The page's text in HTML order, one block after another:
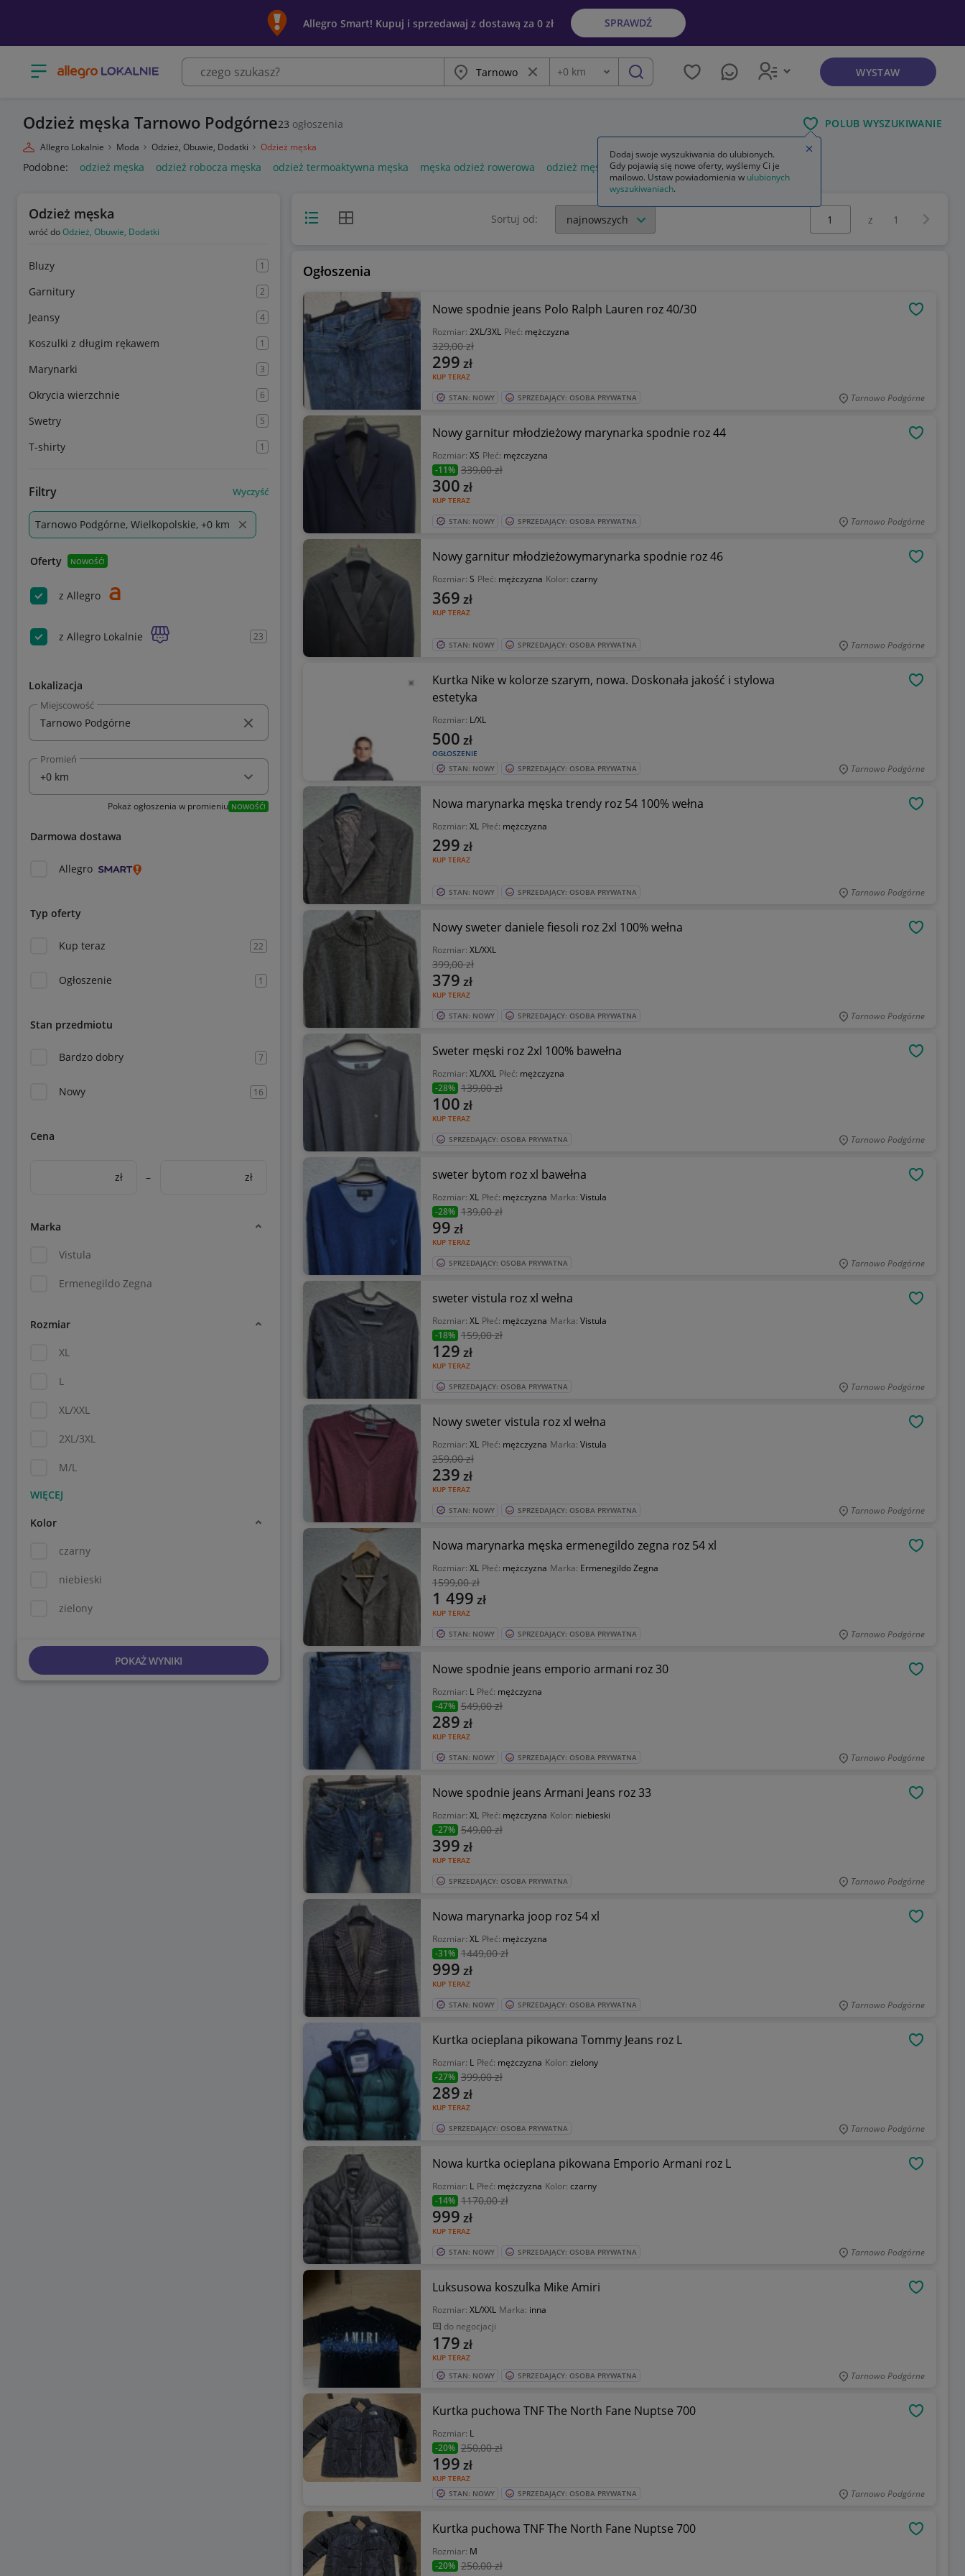
Allegro Smart! Kupuj i sprzedawaj z dostawą za 0 zł SPRAWDŹ
Otwórz menu z kategoriami Miasto Wyczyść frazę
Odległość
+0 km szukaj WYSTAW
Odzież męska Tarnowo Podgórne23 ogłoszenia POLUB WYSZUKIWANIE
Allegro Lokalnie Moda Odzież, Obuwie, Dodatki Odzież męska
Podobne: odzież męska odzież robocza męska odzież termoaktywna męska męska odzież rowerowa odzież męska używana na kg
Odzież męska
wróć doOdzież, Obuwie, Dodatki
Bluzy 1
Garnitury 2
Jeansy 4
Koszulki z długim rękawem 1
Marynarki 3
Okrycia wierzchnie 6
Swetry 5
T-shirty 1
Filtry Wyczyść
Tarnowo Podgórne, Wielkopolskie, +0 km
Oferty NOWOŚĆ!
z Allegro
z Allegro Lokalnie 23
Lokalizacja
Miejscowość
Promień
Pokaż ogłoszenia w promieniu NOWOŚĆ!
Darmowa dostawa
Allegro
Typ oferty
Kup teraz 22
Ogłoszenie 1
Stan przedmiotu
Bardzo dobry 7
Nowy 16
Cena
zł – zł
Marka
Vistula
Ermenegildo Zegna
Rozmiar
XL
L
XL/XXL
2XL/3XL
M/L
Kolor
czarny
niebieski
zielony
POKAŻ WYNIKI
Widok listyWidok siatki Sortuj od:
Wybierz stronę:
z 1
Ogłoszenia
Nowe spodnie jeans Polo Ralph Lauren roz 40/30
Rozmiar: 2XL/3XL Płeć: mężczyzna
329,00 zł
KUP TERAZ
299 zł
STAN: NOWY SPRZEDAJĄCY: OSOBA PRYWATNA Tarnowo Podgórne
Nowy garnitur młodzieżowy marynarka spodnie roz 44
Rozmiar: XS Płeć: mężczyzna
-11% 339,00 zł
KUP TERAZ
300 zł
STAN: NOWY SPRZEDAJĄCY: OSOBA PRYWATNA Tarnowo Podgórne
Nowy garnitur młodzieżowymarynarka spodnie roz 46
Rozmiar: S Płeć: mężczyzna Kolor: czarny
KUP TERAZ
369 zł
STAN: NOWY SPRZEDAJĄCY: OSOBA PRYWATNA Tarnowo Podgórne
Kurtka Nike w kolorze szarym, nowa. Doskonała jakość i stylowa
estetyka
Rozmiar: L/XL
OGŁOSZENIE
500 zł
STAN: NOWY SPRZEDAJĄCY: OSOBA PRYWATNA Tarnowo Podgórne
Nowa marynarka męska trendy roz 54 100% wełna
Rozmiar: XL Płeć: mężczyzna
KUP TERAZ
299 zł
STAN: NOWY SPRZEDAJĄCY: OSOBA PRYWATNA Tarnowo Podgórne
Nowy sweter daniele fiesoli roz 2xl 100% wełna
Rozmiar: XL/XXL
399,00 zł
KUP TERAZ
379 zł
STAN: NOWY SPRZEDAJĄCY: OSOBA PRYWATNA Tarnowo Podgórne
Sweter męski roz 2xl 100% bawełna
Rozmiar: XL/XXL Płeć: mężczyzna
-28% 139,00 zł
KUP TERAZ
100 zł
SPRZEDAJĄCY: OSOBA PRYWATNA Tarnowo Podgórne
sweter bytom roz xl bawełna
Rozmiar: XL Płeć: mężczyzna Marka: Vistula
-28% 139,00 zł
KUP TERAZ
99 zł
SPRZEDAJĄCY: OSOBA PRYWATNA Tarnowo Podgórne
sweter vistula roz xl wełna
Rozmiar: XL Płeć: mężczyzna Marka: Vistula
-18% 159,00 zł
KUP TERAZ
129 zł
SPRZEDAJĄCY: OSOBA PRYWATNA Tarnowo Podgórne
Nowy sweter vistula roz xl wełna
Rozmiar: XL Płeć: mężczyzna Marka: Vistula
259,00 zł
KUP TERAZ
239 zł
STAN: NOWY SPRZEDAJĄCY: OSOBA PRYWATNA Tarnowo Podgórne
Nowa marynarka męska ermenegildo zegna roz 54 xl
Rozmiar: XL Płeć: mężczyzna Marka: Ermenegildo Zegna
1599,00 zł
KUP TERAZ
1 499 zł
STAN: NOWY SPRZEDAJĄCY: OSOBA PRYWATNA Tarnowo Podgórne
Nowe spodnie jeans emporio armani roz 30
Rozmiar: L Płeć: mężczyzna
-47% 549,00 zł
KUP TERAZ
289 zł
STAN: NOWY SPRZEDAJĄCY: OSOBA PRYWATNA Tarnowo Podgórne
Nowe spodnie jeans Armani Jeans roz 33
Rozmiar: XL Płeć: mężczyzna Kolor: niebieski
-27% 549,00 zł
KUP TERAZ
399 zł
SPRZEDAJĄCY: OSOBA PRYWATNA Tarnowo Podgórne
Nowa marynarka joop roz 54 xl
Rozmiar: XL Płeć: mężczyzna
-31% 1449,00 zł
KUP TERAZ
999 zł
STAN: NOWY SPRZEDAJĄCY: OSOBA PRYWATNA Tarnowo Podgórne
Kurtka ocieplana pikowana Tommy Jeans roz L
Rozmiar: L Płeć: mężczyzna Kolor: zielony
-27% 399,00 zł
KUP TERAZ
289 zł
SPRZEDAJĄCY: OSOBA PRYWATNA Tarnowo Podgórne
Nowa kurtka ocieplana pikowana Emporio Armani roz L
Rozmiar: L Płeć: mężczyzna Kolor: czarny
-14% 1170,00 zł
KUP TERAZ
999 zł
STAN: NOWY SPRZEDAJĄCY: OSOBA PRYWATNA Tarnowo Podgórne
Luksusowa koszulka Mike Amiri
Rozmiar: XL/XXL Marka: inna
do negocjacji
KUP TERAZ
179 zł
STAN: NOWY SPRZEDAJĄCY: OSOBA PRYWATNA Tarnowo Podgórne
Kurtka puchowa TNF The North Fane Nuptse 700
Rozmiar: L
-20% 250,00 zł
KUP TERAZ
199 zł
STAN: NOWY SPRZEDAJĄCY: OSOBA PRYWATNA Tarnowo Podgórne
Kurtka puchowa TNF The North Fane Nuptse 700
Rozmiar: M
-20% 250,00 zł
Dodaj swoje wyszukiwania do ulubionych.
Gdy pojawią się nowe oferty, wyślemy Ci je
mailowo. Ustaw powiadomienia w ulubionych
wyszukiwaniach.
Zamknij wskazówkę